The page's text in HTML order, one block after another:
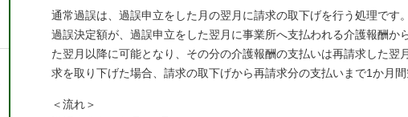
通常過誤は、過誤申立をした月の翌月に請求の取下げを行う処理です
過誤決定額が、過誤申立をした翌月に事業所へ支払われる介護報酬か
た翌月以降に可能となり、その分の介護報酬の支払いは再請求した翌
求を取り下げた場合、請求の取下げから再請求分の支払いまで1か月
＜流れ＞